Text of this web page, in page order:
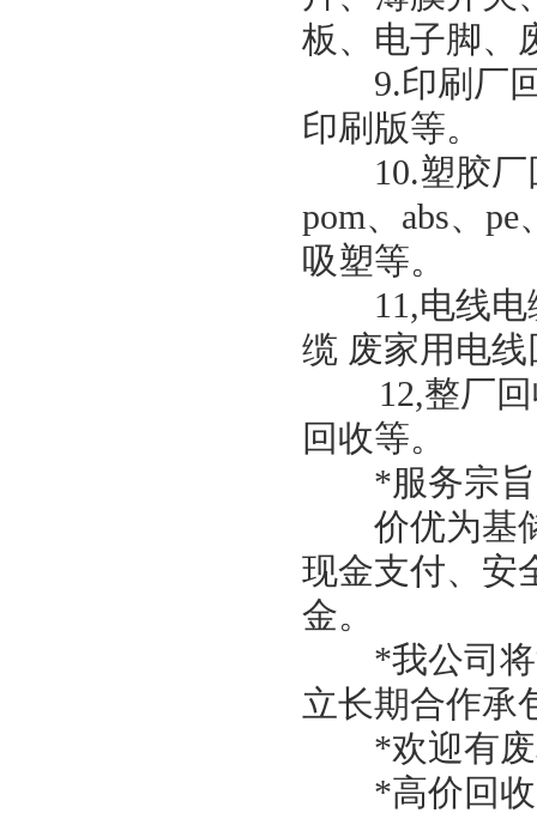
板、电子脚、
9.印刷厂回
印刷版等。
10.塑胶厂
pom、abs、
吸塑等。
11,电线电
缆 废家用电线
12,整厂回
回收等。
*服务宗
价优为基储
现金支付、安
金。
*我公司将
立长期合作承
*欢迎有废
*高价回收